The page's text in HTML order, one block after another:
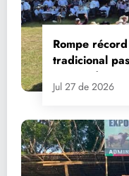
Rompe
tradicional
Fiestas de
Jul 27 de 2026